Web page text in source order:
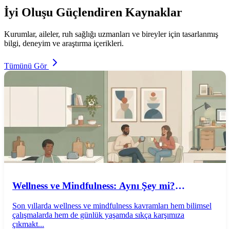
İyi Oluşu Güçlendiren Kaynaklar
Kurumlar, aileler, ruh sağlığı uzmanları ve bireyler için tasarlanmış
bilgi, deneyim ve araştırma içerikleri.
Tümünü Gör
Wellness ve Mindfulness: Aynı Şey mi?
Son yıllarda wellness ve mindfulness kavramları hem bilimsel
çalışmalarda hem de günlük yaşamda sıkça karşımıza
çıkmakt...